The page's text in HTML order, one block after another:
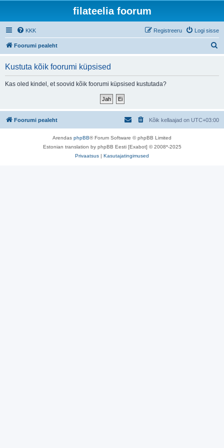
filateelia foorum
KKK Logi sisse
Registreeru
Foorumi pealeht
Kustuta kõik foorumi küpsised
Kas oled kindel, et soovid kõik foorumi küpsised kustutada?
Foorumi pealeht Kõik kellaajad on UTC+03:00
Arendas phpBB® Forum Software © phpBB Limited
Estonian translation by phpBB Eesti [Exabot] © 2008*-2025
Privaatsus | Kasutajatingimused